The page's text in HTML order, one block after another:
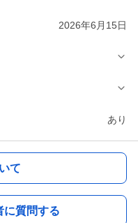
2026年6月15日
あり
て
に質問する